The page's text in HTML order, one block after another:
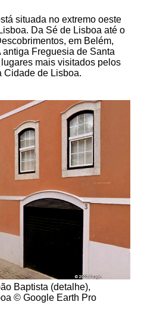
situada no extremo oeste
Da Sé de Lisboa até o
em Belém,
Freguesia de Santa
mais visitados pelos
Cidade de Lisboa.
Baptista (detalhe),
© Google Earth Pro